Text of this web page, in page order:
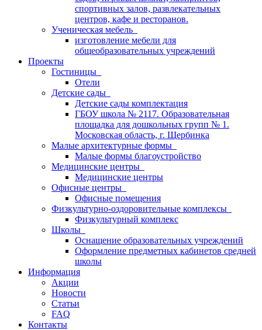
спортивных залов, развлекательных
центров, кафе и ресторанов.
Ученическая мебель
изготовление мебели для
общеобразовательных учреждений
Проекты
Гостиницы
Отели
Детские сады
Детские сады комплектация
ГБОУ школа № 2117. Образовательная
площадка для дошкольных групп № 1.
Московская область, г. Щербинка
Малые архитектурные формы
Малые формы благоустройство
Медицинские центры
Медицинские центры
Офисные центры
Офисные помещения
Физкультурно-оздоровительные комплексы
Физкультурный комплекс
Школы
Оснащение образовательных учреждений
Оформление предметных кабинетов средней
школы
Информация
Акции
Новости
Статьи
FAQ
Контакты